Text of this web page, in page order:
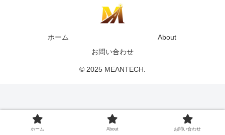
ホーム
About
お問い合わせ
© 2025 MEANTECH.
ホーム About お問い合わせ